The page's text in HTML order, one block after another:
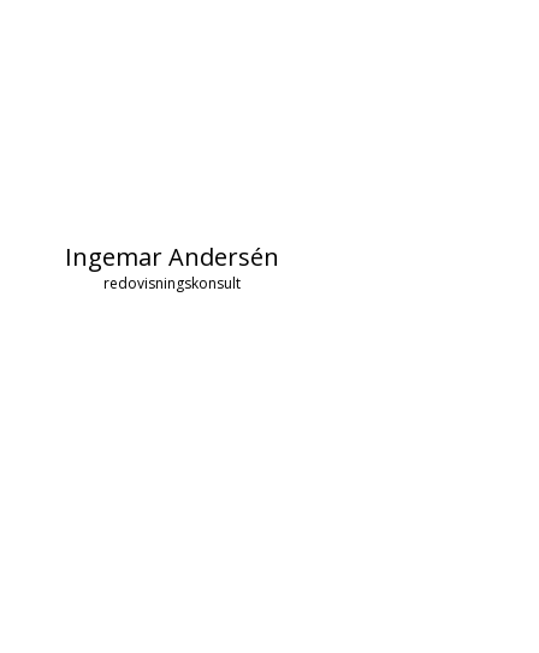
Ingemar Andersén
redovisningskonsult